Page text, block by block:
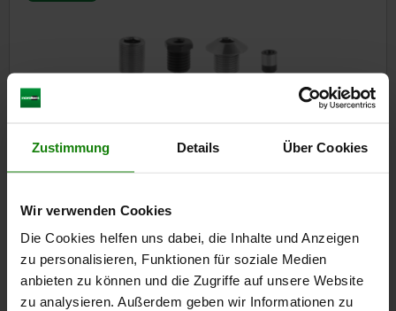
Zustimmung Details Über Cookies
Wir verwenden Cookies
Die Cookies helfen uns dabei, die Inhalte und Anzeigen
zu personalisieren, Funktionen für soziale Medien
anbieten zu können und die Zugriffe auf unsere Website
zu analysieren. Außerdem geben wir Informationen zu
Positionierbuchsen Stahl oder Edelstahl für Zustandssensor
ab 18,66 CHF
zzgl. MwSt.
zzgl. Versandkosten